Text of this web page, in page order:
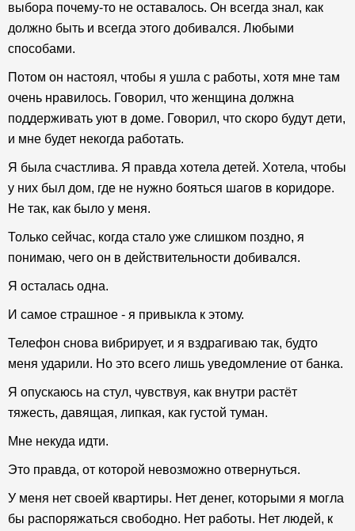
выбора почему-то не оставалось. Он всегда знал, как
должно быть и всегда этого добивался. Любыми
способами.
Потом он настоял, чтобы я ушла с работы, хотя мне там
очень нравилось. Говорил, что женщина должна
поддерживать уют в доме. Говорил, что скоро будут дети,
и мне будет некогда работать.
Я была счастлива. Я правда хотела детей. Хотела, чтобы
у них был дом, где не нужно бояться шагов в коридоре.
Не так, как было у меня.
Только сейчас, когда стало уже слишком поздно, я
понимаю, чего он в действительности добивался.
Я осталась одна.
И самое страшное - я привыкла к этому.
Телефон снова вибрирует, и я вздрагиваю так, будто
меня ударили. Но это всего лишь уведомление от банка.
Я опускаюсь на стул, чувствуя, как внутри растёт
тяжесть, давящая, липкая, как густой туман.
Мне некуда идти.
Это правда, от которой невозможно отвернуться.
У меня нет своей квартиры. Нет денег, которыми я могла
бы распоряжаться свободно. Нет работы. Нет людей, к